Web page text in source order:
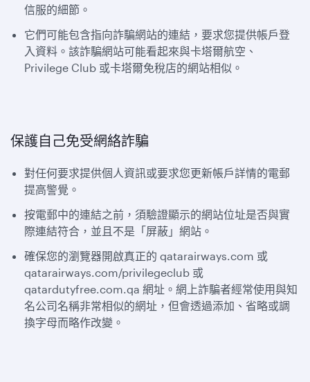
信服的細節。
它們可能包含指向詐騙網站的連結，要求您提供帳戶登
入資料。該詐騙網站可能看起來與卡塔爾航空、
Privilege Club 或卡塔爾免稅店的網站相似。
保護自己免受網絡詐騙
對任何要求提供個人資訊或要求您更新帳戶詳情的電郵
提高警覺。
按電郵中的連結之前，須驗證顯示的網站位址是否與實
際連結符合，並且不是「屏蔽」網站。
確保您的瀏覽器開啟真正的 qatarairways.com 或
qatarairways.com/privilegeclub 或
qatardutyfree.com.qa 網址。網上詐騙者經常使用與知
名公司名稱非常相似的網址，但會透過添加、省略或調
換字母而略作改變。